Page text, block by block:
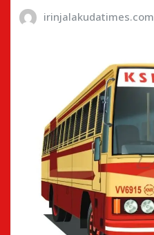
irinjalakudatimes.com